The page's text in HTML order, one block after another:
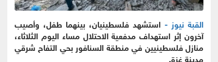
القبة نيوز - استشهد فلسطينيان، بينهما طفل، وأصيب
آخرون إثر استهداف مدفعية الاحتلال مساء اليوم الثلاثاء،
منازل فلسطينيين في منطقة السنافور بحي التفاح شرقي
مدينة غزة.